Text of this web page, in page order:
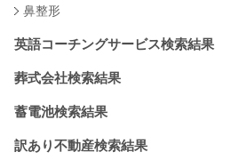
鼻整形
英語コーチングサービス検索結果
葬式会社検索結果
蓄電池検索結果
訳あり不動産検索結果